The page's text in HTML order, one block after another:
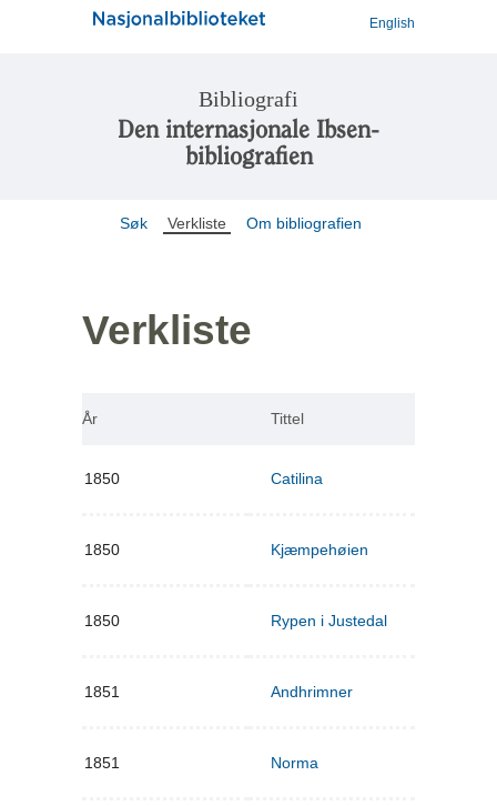
English
Bibliografi
Den internasjonale Ibsen-
bibliografien
Søk Verkliste Om bibliografien
Verkliste
År Tittel
1850 Catilina
1850 Kjæmpehøien
1850 Rypen i Justedal
1851 Andhrimner
1851 Norma